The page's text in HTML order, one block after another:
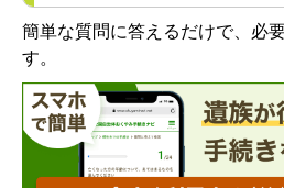
簡単な質問に答えるだけで、必
す。